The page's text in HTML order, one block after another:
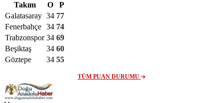
Takım O
P
Galatasaray 34 77
Fenerbahçe 34 74
Trabzonspor 34 69
Beşiktaş
34 60
Göztepe
34 55
TÜM PUAN DURUMU